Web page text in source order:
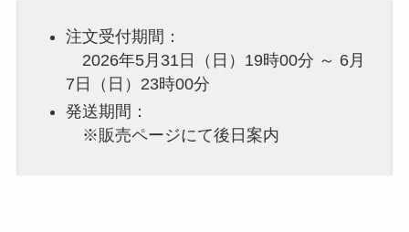
注文受付期間：
2026年5月31日（日）19時00分 ～ 6月
7日（日）23時00分
発送期間：
※販売ページにて後日案内